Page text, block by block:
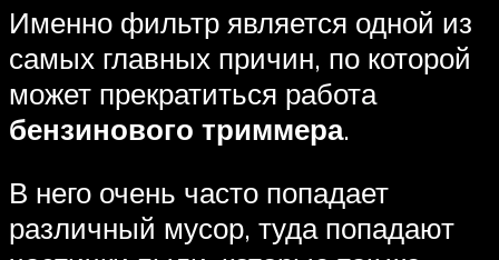
Именно фильтр является одной из
самых главных причин, по которой
может прекратиться работа
бензинового триммера.
В него очень часто попадает
различный мусор, туда попадают